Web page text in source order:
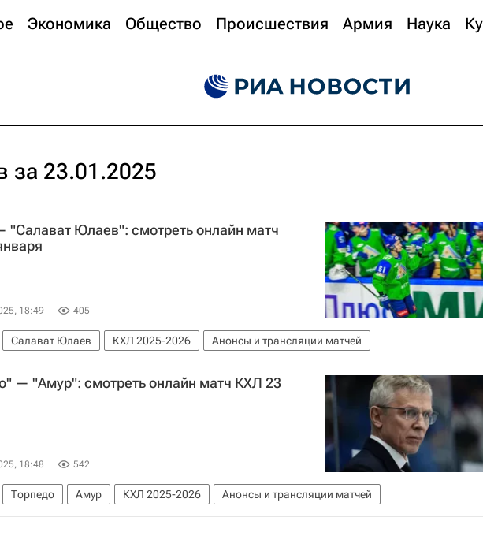
Экономика Общество Происшествия Армия Наука
за 23.01.2025
"Салават Юлаев": смотреть онлайн матч
18:49 405
Салават Юлаев КХЛ 2025-2026 Анонсы и трансляции матчей
— "Амур": смотреть онлайн матч КХЛ 23
18:48 542
Торпедо Амур КХЛ 2025-2026 Анонсы и трансляции матчей